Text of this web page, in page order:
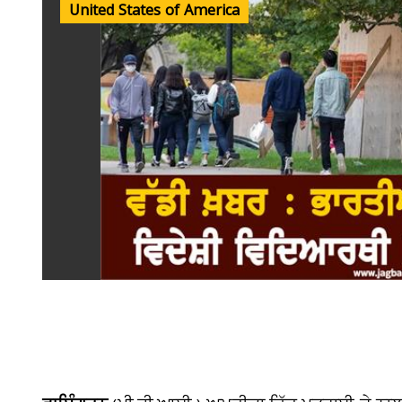
United States of America